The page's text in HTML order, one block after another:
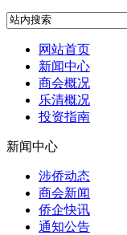
网站首页
新闻中心
商会概况
乐清概况
投资指南
新闻中心
涉侨动态
商会新闻
侨企快讯
通知公告